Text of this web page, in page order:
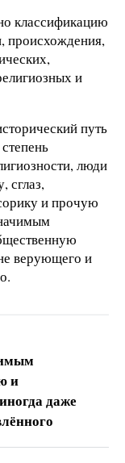
классификацию
происхождения,
и
путь
люди
сглаз,
и прочую
верующего и
и
даже